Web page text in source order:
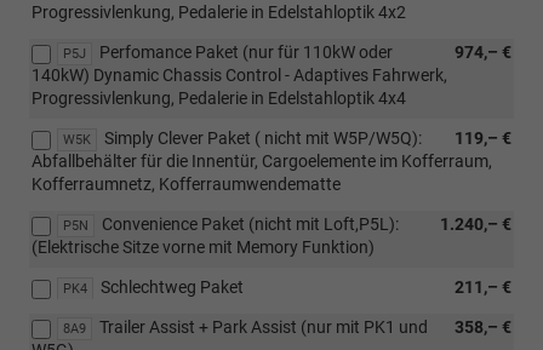
Progressivlenkung, Pedalerie in Edelstahloptik 4x2
P5J 974,– €
Perfomance Paket (nur für 110kW oder
140kW) Dynamic Chassis Control - Adaptives Fahrwerk,
Progressivlenkung, Pedalerie in Edelstahloptik 4x4
W5K 119,– €
Simply Clever Paket ( nicht mit W5P/W5Q):
Abfallbehälter für die Innentür, Cargoelemente im Kofferraum,
Kofferraumnetz, Kofferraumwendematte
P5N 1.240,– €
Convenience Paket (nicht mit Loft,P5L):
(Elektrische Sitze vorne mit Memory Funktion)
PK4 211,– €
Schlechtweg Paket
8A9 358,– €
Trailer Assist + Park Assist (nur mit PK1 und